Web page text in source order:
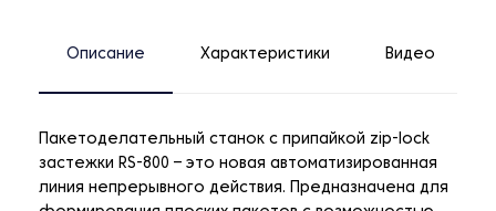
Описание Характеристики Видео
Пакетоделательный станок с припайкой zip-lock
застежки RS-800 – это новая автоматизированная
линия непрерывного действия. Предназначена для